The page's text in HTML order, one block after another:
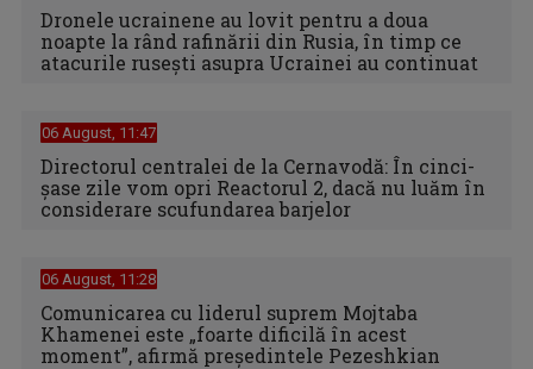
Dronele ucrainene au lovit pentru a doua
noapte la rând rafinării din Rusia, în timp ce
atacurile rusești asupra Ucrainei au continuat
06 August, 11:47
Directorul centralei de la Cernavodă: În cinci-
şase zile vom opri Reactorul 2, dacă nu luăm în
considerare scufundarea barjelor
06 August, 11:28
Comunicarea cu liderul suprem Mojtaba
Khamenei este „foarte dificilă în acest
moment”, afirmă preşedintele Pezeshkian